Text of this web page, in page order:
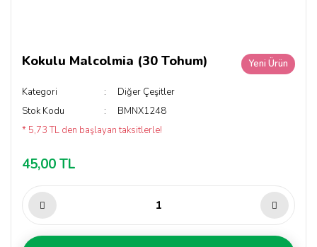
Kokulu Malcolmia (30 Tohum) Yeni Ürün
Kategori
Diğer Çeşitler
Stok Kodu
BMNX1248
* 5,73 TL den başlayan taksitlerle!
45,00 TL